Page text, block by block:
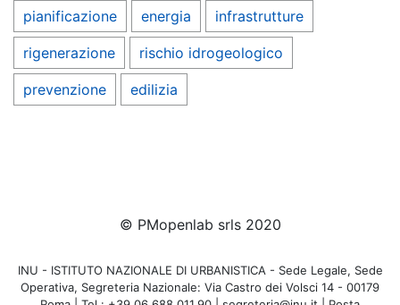
pianificazione energia infrastrutture
rigenerazione rischio idrogeologico
prevenzione edilizia
© PMopenlab srls 2020
INU - ISTITUTO NAZIONALE DI URBANISTICA - Sede Legale, Sede
Operativa, Segreteria Nazionale: Via Castro dei Volsci 14 - 00179